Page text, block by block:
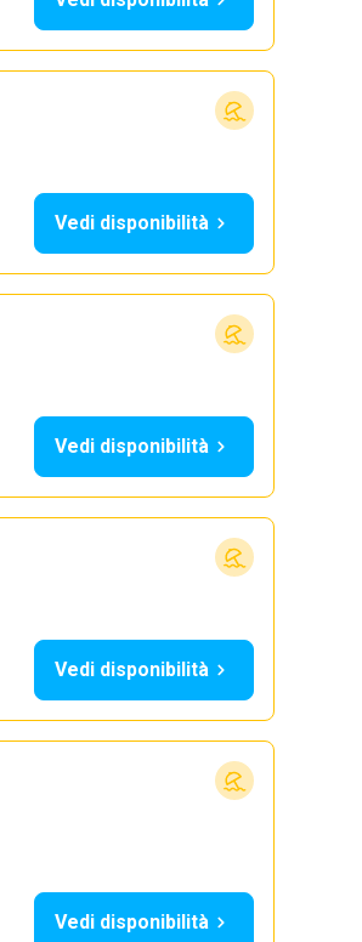
Vedi disponibilità
Vedi disponibilità
Vedi disponibilità
Vedi disponibilità